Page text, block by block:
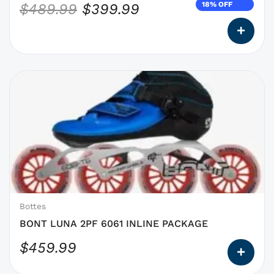
$489.99 $399.99
page
18% OFF
Bottes
BONT LUNA 2PF 6061 INLINE PACKAGE
$459.99
options
qui
peuvent
être
choisies
sur
page